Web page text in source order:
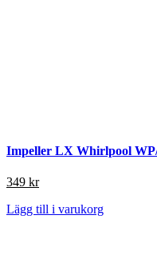
Impeller LX Whirlpool
349 kr
Lägg till i varukorg